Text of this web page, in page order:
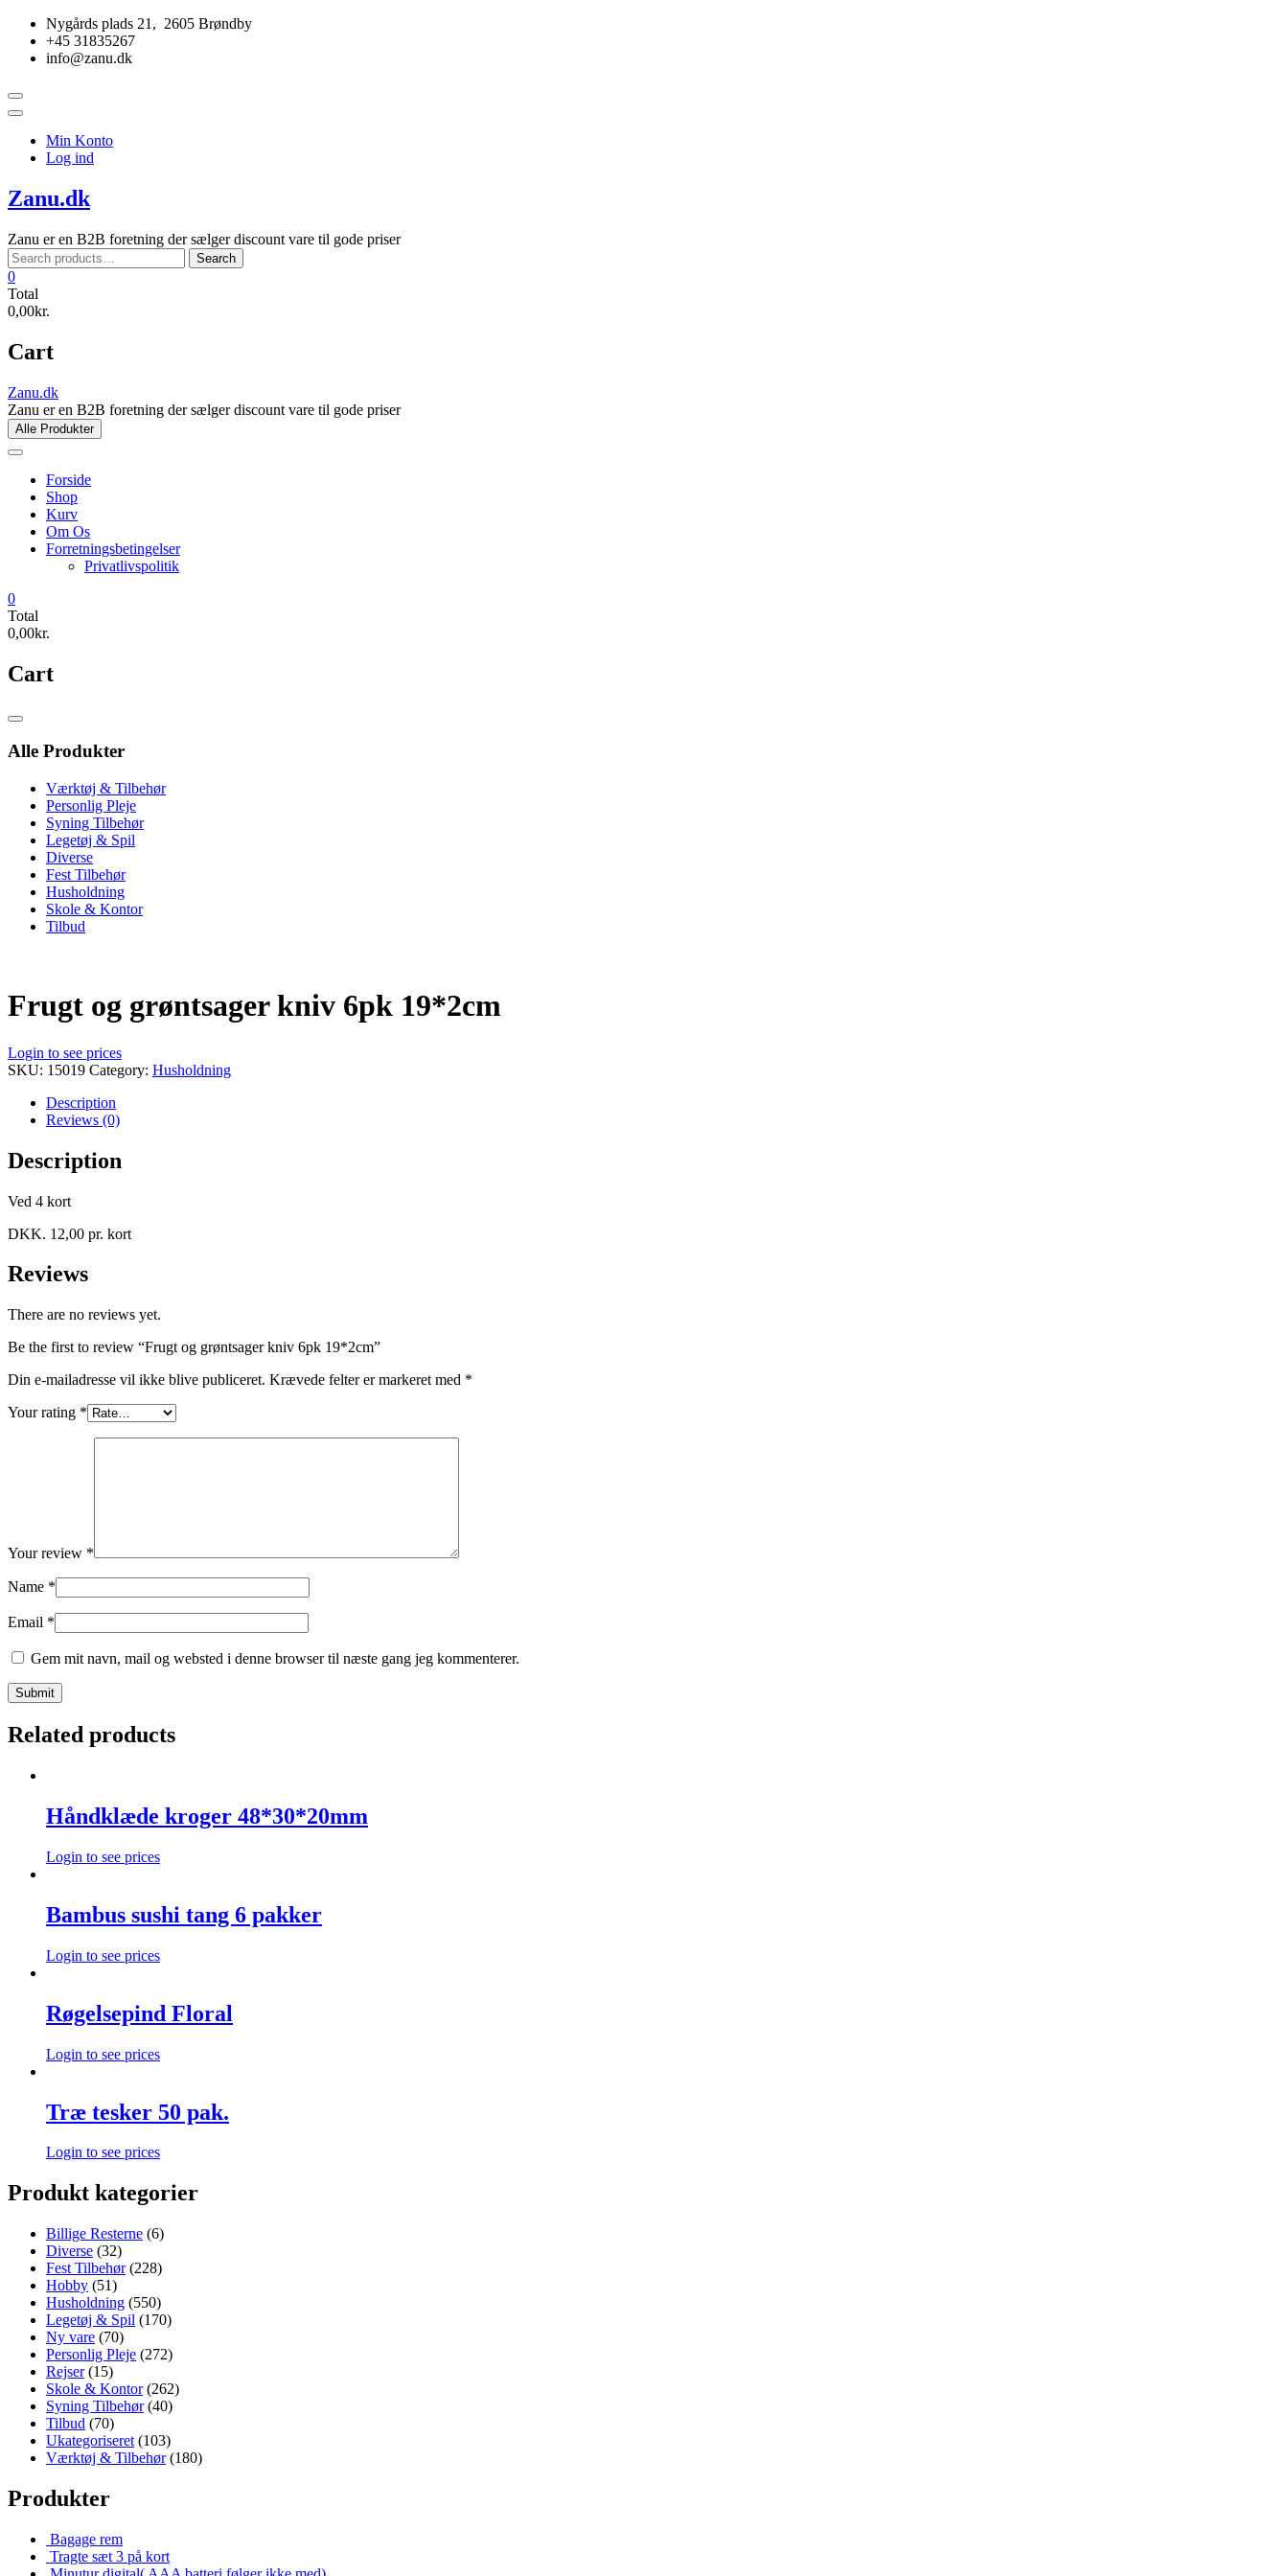
Skip
content
Nygårds plads 21, 2605 Brøndby
+45 31835267
info@zanu.dk
Topbar
Menu
Min Konto
Log ind
Zanu.dk
Zanu er en B2B foretning der sælger discount vare til gode priser
Search
for:
Search
0
Total
0,00kr.
Cart
Zanu.dk
Zanu er en B2B foretning der sælger discount vare til gode priser
Alle Produkter
Forside
Shop
Kurv
Om Os
Forretningsbetingelser
Privatlivspolitik
0
Total
0,00kr.
Cart
Catalog
Alle Produkter
Værktøj & Tilbehør
Personlig Pleje
Syning Tilbehør
Legetøj & Spil
Diverse
Fest Tilbehør
Husholdning
Skole & Kontor
Tilbud
Frugt og grøntsager kniv 6pk 19*2cm
Login to see prices
SKU: 15019 Category: Husholdning
Description
Reviews (0)
Description
Ved 4 kort
DKK. 12,00 pr. kort
Reviews
There are no reviews yet.
Be the first to review “Frugt og grøntsager kniv 6pk 19*2cm”
Din e-mailadresse vil ikke blive publiceret. Krævede felter er markeret med *
Your rating *
Your review *
Name *
Email *
Gem mit navn, mail og websted i denne browser til næste gang jeg kommenterer.
Related products
Håndklæde kroger 48*30*20mm
Login to see prices
Bambus sushi tang 6 pakker
Login to see prices
Røgelsepind Floral
Login to see prices
Træ tesker 50 pak.
Login to see prices
Produkt kategorier
Billige Resterne (6)
Diverse (32)
Fest Tilbehør (228)
Hobby (51)
Husholdning (550)
Legetøj & Spil (170)
Ny vare (70)
Personlig Pleje (272)
Rejser (15)
Skole & Kontor (262)
Syning Tilbehør (40)
Tilbud (70)
Ukategoriseret (103)
Værktøj & Tilbehør (180)
Produkter
Bagage rem
Tragte sæt 3 på kort